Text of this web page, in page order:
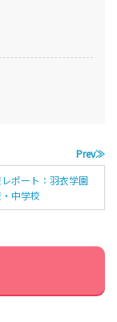
Prev≫
ポート：羽衣学園
中学校